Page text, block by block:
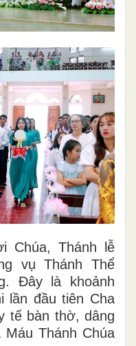
Chúa, Thánh lễ
vụ Thánh Thể
Đây là khoảnh
lần đầu tiên Cha
tế bàn thờ, dâng
Thánh Chúa